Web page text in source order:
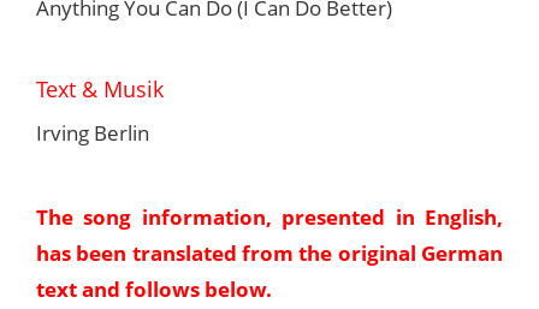
Anything You Can Do (I Can Do Better)
Text & Musik
Irving Berlin
The song information, presented in English,
has been translated from the original German
text and follows below.